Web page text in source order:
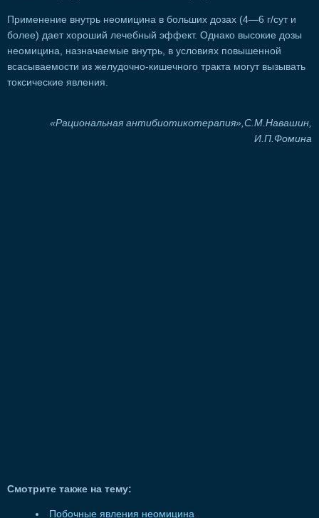
Применение внутрь неомицина в больших дозах (4—6 г/сут и
более) дает хороший лечебный эффект. Однако высокие дозы
неомицина, назначаемые внутрь, в условиях повышенной
всасываемости из желудочно-кишечного тракта могут вызывать
токсические явления.
«Рациональная антибиотикотерапия»,С.М.Навашин,
И.П.Фомина
Смотрите также на тему:
Побочные явления неомицина